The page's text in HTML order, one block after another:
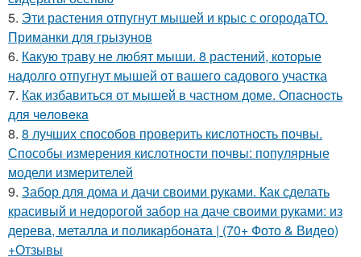
5. Эти растения отпугнут мышей и крыс с огородаТО.
Приманки для грызунов
6. Какую траву не любят мыши. 8 растений, которые
надолго отпугнут мышей от вашего садового участка
7. Как избавиться от мышей в частном доме. Oпacнocть
для чeлoвeкa
8. 8 лучших способов проверить кислотность почвы.
Способы измерения кислотности почвы: популярные
модели измерителей
9. Забор для дома и дачи своими руками. Как сделать
красивый и недорогой забор на даче своими руками: из
дерева, металла и поликарбоната | (70+ Фото & Видео)
+Отзывы